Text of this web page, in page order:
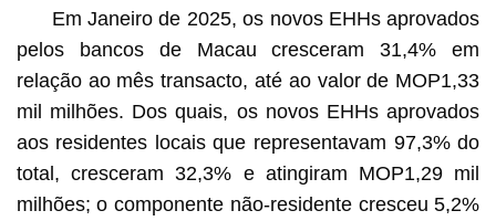
Em Janeiro de 2025, os novos EHHs aprovados
pelos bancos de Macau cresceram 31,4% em
relação ao mês transacto, até ao valor de MOP1,33
mil milhões. Dos quais, os novos EHHs aprovados
aos residentes locais que representavam 97,3% do
total, cresceram 32,3% e atingiram MOP1,29 mil
milhões; o componente não-residente cresceu 5,2%